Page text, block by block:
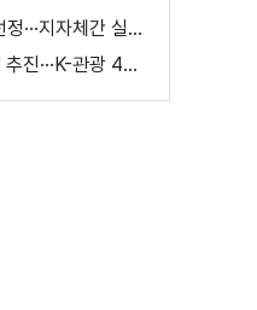
광역연계특구 과제 선정···지자체간 실증 협력 확대
'서울대 10개 만들기' 추진···K-관광 4천만 시대 준비